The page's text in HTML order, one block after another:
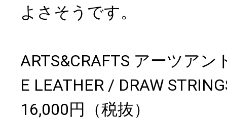
よさそうです。
ARTS&CRAFTS アーツア
E LEATHER / DRAW
16,000円（税抜）